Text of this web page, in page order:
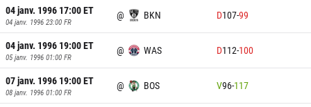
04 janv. 1996 17:00ET
04 janv. 1996 23:00 FR
@ BKN D107-99
04 janv. 1996 19:00ET
05 janv. 1996 01:00 FR
@ WAS D112-100
07 janv. 1996 19:00ET
08 janv. 1996 01:00 FR
@ BOS V96-117